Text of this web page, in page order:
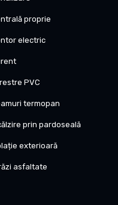
proprie
electric
PVC
termopan
prin pardoseală
exterioară
asfaltate